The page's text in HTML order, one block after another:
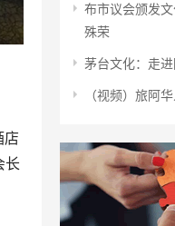
店
长
布市议会颁发
殊荣
茅台文化：走
（视频）旅阿